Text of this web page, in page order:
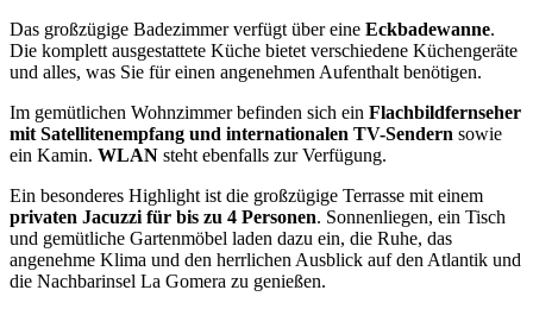
Das großzügige Badezimmer verfügt über eine Eckbadewanne.
Die komplett ausgestattete Küche bietet verschiedene Küchengeräte
und alles, was Sie für einen angenehmen Aufenthalt benötigen.
Im gemütlichen Wohnzimmer befinden sich ein Flachbildfernseher
mit Satellitenempfang und internationalen TV-Sendern sowie
ein Kamin. WLAN steht ebenfalls zur Verfügung.
Ein besonderes Highlight ist die großzügige Terrasse mit einem
privaten Jacuzzi für bis zu 4 Personen. Sonnenliegen, ein Tisch
und gemütliche Gartenmöbel laden dazu ein, die Ruhe, das
angenehme Klima und den herrlichen Ausblick auf den Atlantik und
die Nachbarinsel La Gomera zu genießen.